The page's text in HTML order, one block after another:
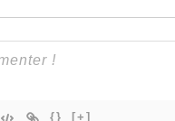
{} [+]